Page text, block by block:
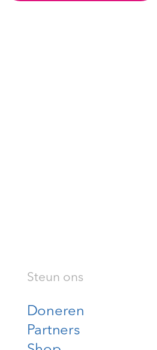
Steun ons
Doneren
Partners